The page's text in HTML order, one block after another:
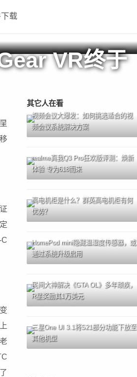
载
VR终于
其它人在看
视频会议大爆发：如何挑选适合的视
频会议系统解决方案
realme真我Q3 Pro狂欢版评测：焕新
体验 专为618而来
高电机柜是什么？群英高电机柜有何
优势？
HomePod mini隐藏温湿度传感器，或
通过系统升级启用
民间大神解决《GTA OL》多年顽疾，
R星奖励其1万美元
三星One UI 3.1将S21部分功能下放至
其他机型